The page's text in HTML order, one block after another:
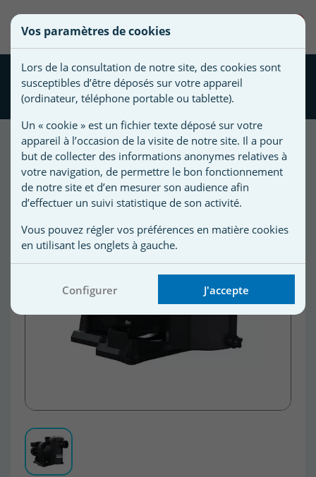
Pompe Filtration Astral
SENA 1,25 cv Tri 14 m3/h
Créer une nouvelle liste
une
liste
Nom de
d'envies
Vous
devez
être
connecté
pour
ajouter
des
produits
à
votre
liste
Vos paramètres de cookies
Lors de la consultation de notre site, des cookies sont
susceptibles d’être déposés sur votre appareil
(ordinateur, téléphone portable ou tablette).
Un « cookie » est un fichier texte déposé sur votre
appareil à l’occasion de la visite de notre site. Il a pour
but de collecter des informations anonymes relatives à
votre navigation, de permettre le bon fonctionnement
de notre site et d’en mesurer son audience afin
d’effectuer un suivi statistique de son activité.
Vous pouvez régler vos préférences en matière cookies
en utilisant les onglets à gauche.
Configurer J'accepte